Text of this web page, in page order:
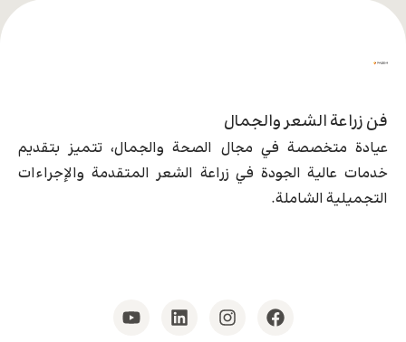
فن زراعة الشعر والجمال
عيادة متخصصة في مجال الصحة والجمال، تتميز بتقديم
خدمات عالية الجودة في زراعة الشعر المتقدمة والإجراءات
التجميلية الشاملة.